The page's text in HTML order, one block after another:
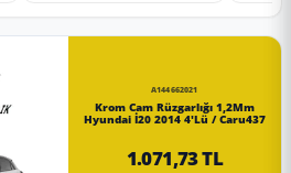
A144662021
Krom Cam Rüzgarlığı 1,2Mm
Hyundai İ20 2014 4'Lü / Caru437
1.071,73 TL